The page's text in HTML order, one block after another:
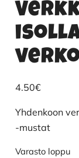
4.50€
Yhdenkoon
-mustat
Varasto loppu